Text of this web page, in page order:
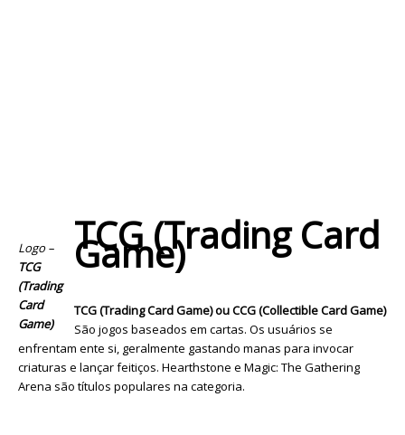
Logo –
TCG
(Trading
Card
Game)
TCG (Trading Card
Game)
TCG (Trading Card Game) ou CCG (Collectible Card Game)
São jogos baseados em cartas. Os usuários se
enfrentam ente si, geralmente gastando manas para invocar
criaturas e lançar feitiços. Hearthstone e Magic: The Gathering
Arena são títulos populares na categoria.